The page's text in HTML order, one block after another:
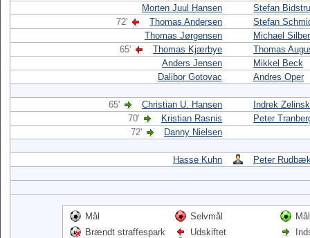
Morten Juul Hansen
Stefan
72'
Thomas Andersen
Stefan
Thomas Jørgensen
Michael
65'
Thomas Kjærbye
Thomas
Anders Jensen
Mikkel Beck
Dalibor Gotovac
Andres Oper
65' Christian U. Hansen
Indrek
70'
Kristian Rasnis
Peter
72'
Danny Nielsen
Hasse Kuhn Peter
Mål Selvmål
Brændt straffespark
Udskiftet